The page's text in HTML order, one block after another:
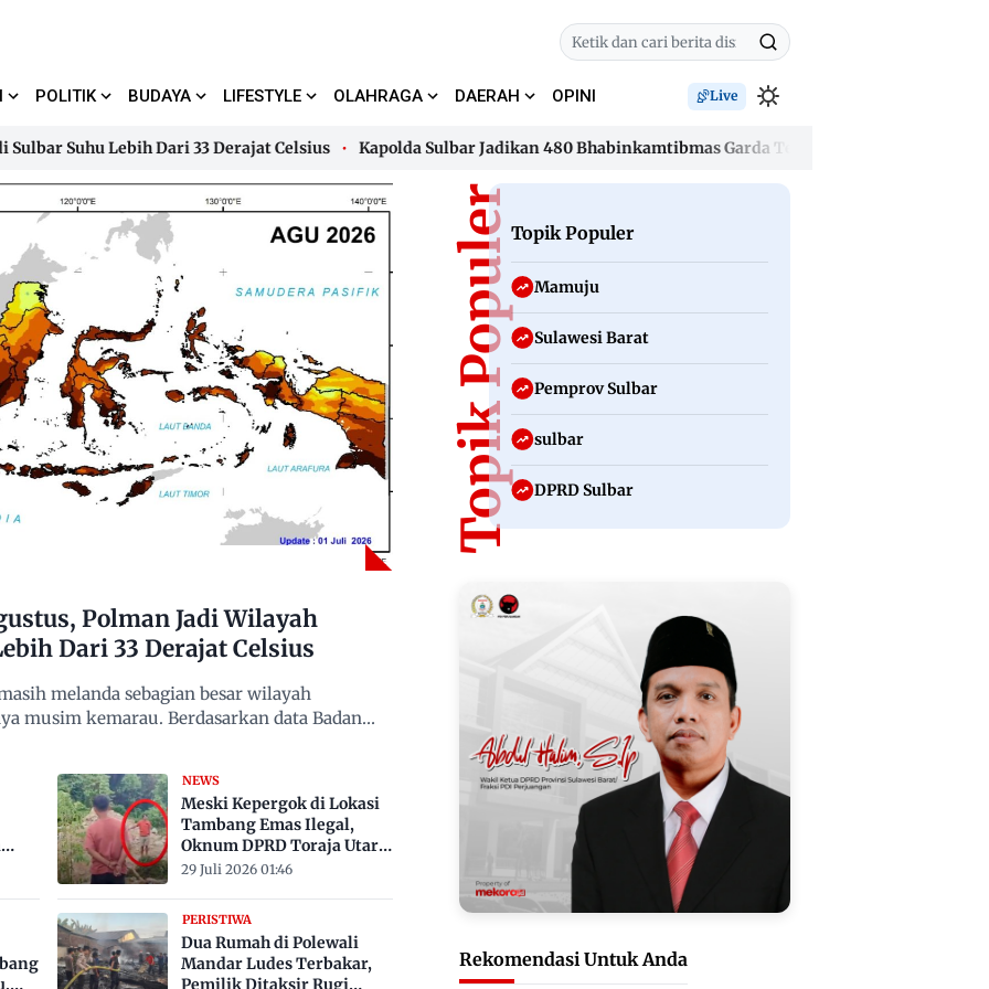
POLITIK BUDAYA LIFESTYLE OLAHRAGA DAERAH OPINI Live
Suhu Lebih Dari 33 Derajat Celsius Kapolda Sulbar Jadikan 480 Bhabinkamtibmas Garda Terdepan Penanggulangan TBC
Suhu Lebih Dari 33 Derajat Celsius Kapolda Sulbar Jadikan 480 Bhabinkamtibmas Garda Terdepan Penanggulangan TBC
Polman Jadi Wilayah
Dari 33 Derajat Celsius
melanda sebagian besar wilayah
musim kemarau. Berdasarkan data Badan
NEWS
Meski Kepergok di Lokasi
Tambang Emas Ilegal,
Oknum DPRD Toraja Utara
Belum Jadi Tersangka
29 Juli 2026 01:46
PERISTIWA
Dua Rumah di Polewali
Mandar Ludes Terbakar,
Pemilik Ditaksir Rugi
Topik PopulerTopik Populer
Mamuju
Sulawesi Barat
Pemprov Sulbar
sulbar
DPRD Sulbar
Rekomendasi Untuk Anda